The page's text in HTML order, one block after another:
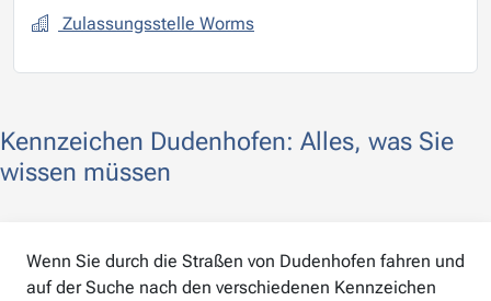
Zulassungsstelle Worms
Kennzeichen Dudenhofen: Alles, was Sie
wissen müssen
Wenn Sie durch die Straßen von Dudenhofen fahren und
auf der Suche nach den verschiedenen Kennzeichen